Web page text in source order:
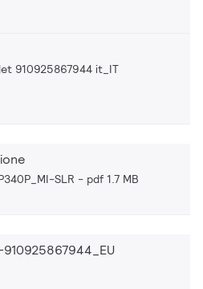
910925867944 it_IT
SLR pdf 1.7 MB